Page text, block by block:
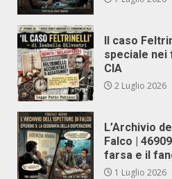
Il caso
speciale
CIA
2 Luglio 2026
L’Archivio
Falco |
farsa e il
1 Luglio 2026